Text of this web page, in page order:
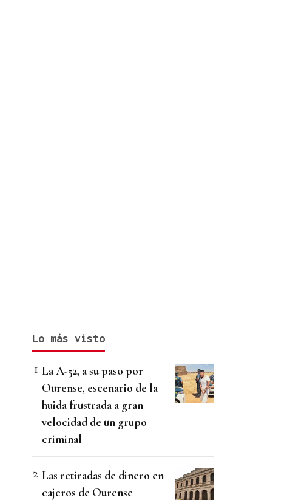
Lo más visto
La A-52, a su paso por
Ourense, escenario de la
huida frustrada a gran
velocidad de un grupo
criminal
Las retiradas de dinero en
cajeros de Ourense